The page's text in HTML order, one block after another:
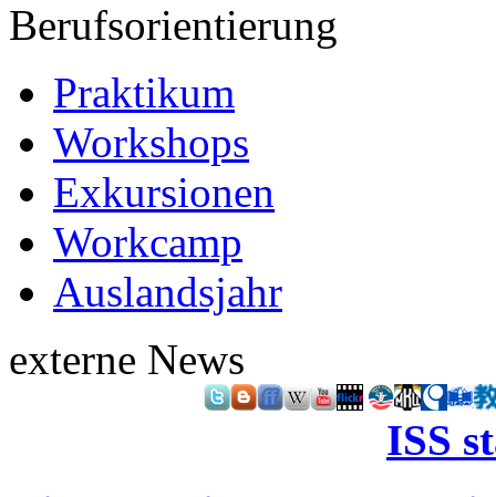
Berufsorientierung
Praktikum
Workshops
Exkursionen
Workcamp
Auslandsjahr
externe News
ISS